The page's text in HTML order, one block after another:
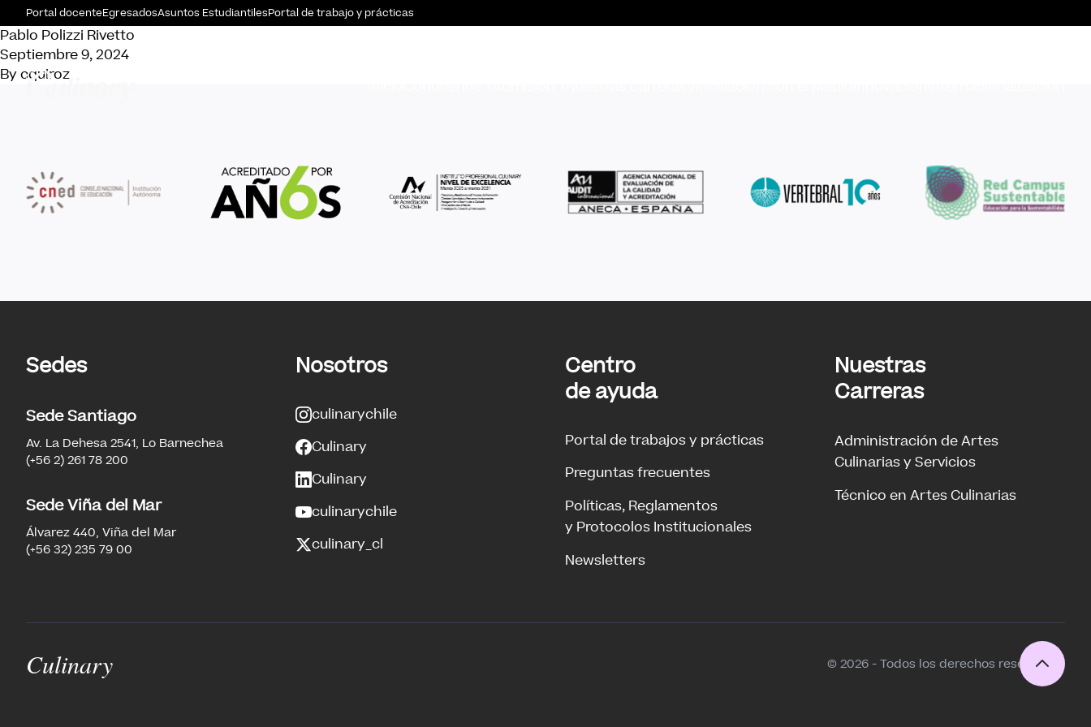
Portal docenteEgresadosAsuntos EstudiantilesPortal de trabajo y prácticas
Pablo Polizzi Rivetto
Septiembre 9, 2024
Bycquiroz
Sedes
Sede Santiago
Av. La Dehesa 2541, Lo Barnechea
(+56 2) 261 78 200
Sede Viña del Mar
Álvarez 440, Viña del Mar
(+56 32) 235 79 00
Nosotros
culinarychile
Culinary
Culinary
culinarychile
culinary_cl
Centro
de ayuda
Portal de trabajos y prácticas
Preguntas frecuentes
Políticas, Reglamentos
y Protocolos Institucionales
Newsletters
Nuestras
Carreras
Administración de Artes
Culinarias y Servicios
Técnico en Artes Culinarias
Culinary © 2026 - Todos los derechos reservados